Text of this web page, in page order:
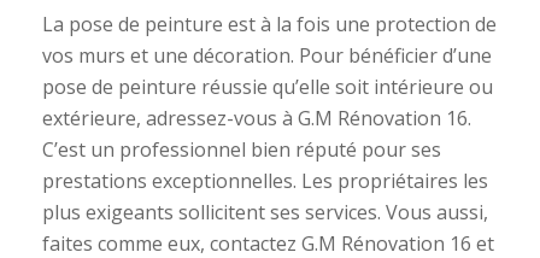
La pose de peinture est à la fois une protection de
vos murs et une décoration. Pour bénéficier d’une
pose de peinture réussie qu’elle soit intérieure ou
extérieure, adressez-vous à G.M Rénovation 16.
C’est un professionnel bien réputé pour ses
prestations exceptionnelles. Les propriétaires les
plus exigeants sollicitent ses services. Vous aussi,
faites comme eux, contactez G.M Rénovation 16 et